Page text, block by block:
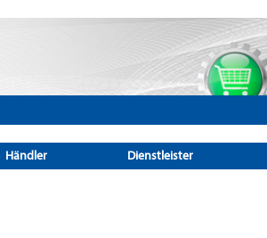
Händler Dienstleister